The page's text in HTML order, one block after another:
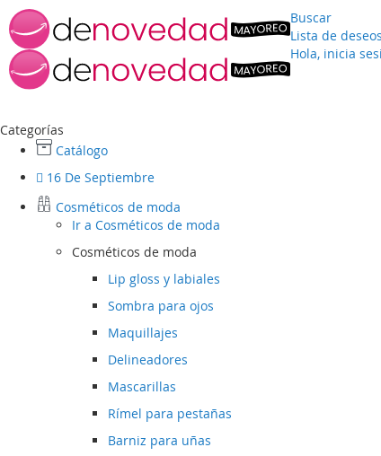
Buscar
Lista de deseos
Hola, inicia
Categorías
Catálogo
16 De Septiembre
Cosméticos de moda
Ir a Cosméticos de moda
Cosméticos de moda
Lip gloss y labiales
Sombra para ojos
Maquillajes
Delineadores
Mascarillas
Rímel para pestañas
Barniz para uñas